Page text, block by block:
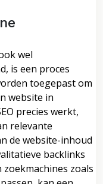
wel
is een proces
toegepast om
website in
precies werkt,
relevante
de website-inhoud
backlinks
zoals